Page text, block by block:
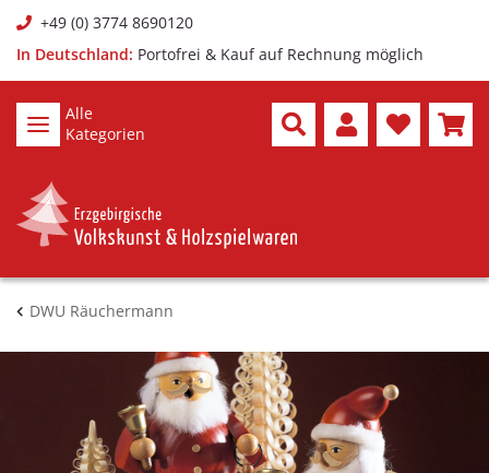
+49 (0) 3774 8690120
In Deutschland: Portofrei & Kauf auf Rechnung möglich
Alle
Kategorien
DWU Räuchermann